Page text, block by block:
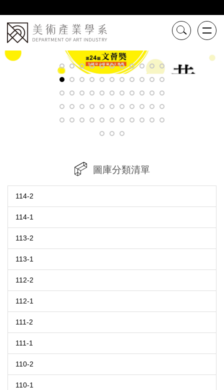
到
主
要
內
容
圖庫分類清單
114-2
114-1
113-2
113-1
112-2
112-1
111-2
111-1
110-2
110-1